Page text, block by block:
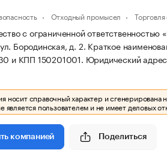
Отходный промысел
с ограниченной ответственностью
Бородинская, д. 2. Краткое
и КПП 150201001. Юридический
носит справочный характер и сгенерирована
является пользователем и не имеет деловых
компанией Поделиться